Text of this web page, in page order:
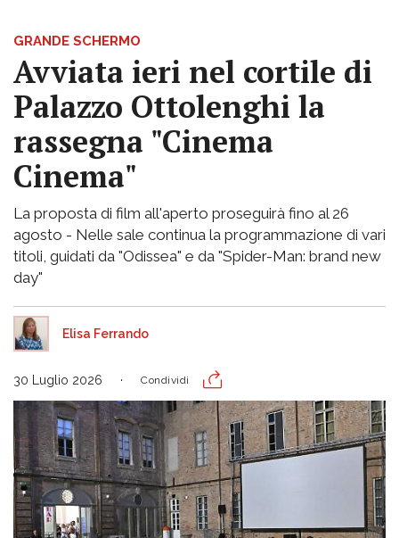
GRANDE SCHERMO
Avviata ieri nel cortile di
Palazzo Ottolenghi la
rassegna "Cinema
Cinema"
La proposta di film all'aperto proseguirà fino al 26
agosto - Nelle sale continua la programmazione di vari
titoli, guidati da "Odissea" e da "Spider-Man: brand new
day"
Elisa Ferrando
30 Luglio 2026 Condividi